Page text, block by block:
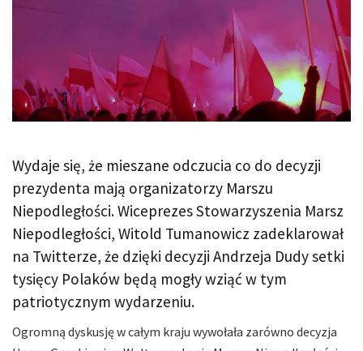
Wydaje się, że mieszane odczucia co do decyzji
prezydenta mają organizatorzy Marszu
Niepodległości. Wiceprezes Stowarzyszenia Marsz
Niepodległości, Witold Tumanowicz zadeklarował
na Twitterze, że dzięki decyzji Andrzeja Dudy setki
tysięcy Polaków będą mogły wziąć w tym
patriotycznym wydarzeniu.
Ogromną dyskusję w całym kraju wywołała zarówno decyzja